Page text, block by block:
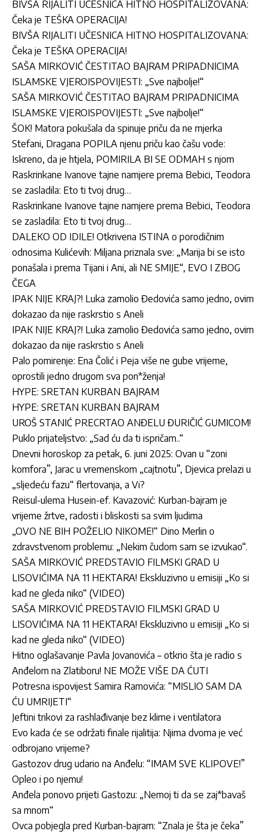
BIVŠA RIJALITI UČESNICA HITNO HOSPITALIZOVANA:
Čeka je TEŠKA OPERACIJA!
BIVŠA RIJALITI UČESNICA HITNO HOSPITALIZOVANA:
Čeka je TEŠKA OPERACIJA!
SAŠA MIRKOVIĆ ČESTITAO BAJRAM PRIPADNICIMA
ISLAMSKE VJEROISPOVIJESTI: „Sve najbolje!“
SAŠA MIRKOVIĆ ČESTITAO BAJRAM PRIPADNICIMA
ISLAMSKE VJEROISPOVIJESTI: „Sve najbolje!“
ŠOK! Matora pokušala da spinuje priču da ne mjerka
Stefani, Dragana POPILA njenu priču kao čašu vode:
Iskreno, da je htjela, POMIRILA BI SE ODMAH s njom
Raskrinkane Ivanove tajne namjere prema Bebici, Teodora
se zasladila: Eto ti tvoj drug…
Raskrinkane Ivanove tajne namjere prema Bebici, Teodora
se zasladila: Eto ti tvoj drug…
DALEKO OD IDILE! Otkrivena ISTINA o porodičnim
odnosima Kulićevih: Miljana priznala sve: „Marija bi se isto
ponašala i prema Tijani i Ani, ali NE SMIJE“, EVO I ZBOG
ČEGA
IPAK NIJE KRAJ?! Luka zamolio Đedovića samo jedno, ovim
dokazao da nije raskrstio s Aneli
IPAK NIJE KRAJ?! Luka zamolio Đedovića samo jedno, ovim
dokazao da nije raskrstio s Aneli
Palo pomirenje: Ena Čolić i Peja više ne gube vrijeme,
oprostili jedno drugom sva pon*ženja!
HYPE: SRETAN KURBAN BAJRAM
HYPE: SRETAN KURBAN BAJRAM
UROŠ STANIĆ PRECRTAO ANĐELU ĐURIČIĆ GUMICOM!
Puklo prijateljstvo: „Sad ću da ti ispričam..“
Dnevni horoskop za petak, 6. juni 2025: Ovan u “zoni
komfora”, Jarac u vremenskom „cajtnotu”, Djevica prelazi u
„sljedeću fazu“ flertovanja, a Vi?
Reisul-ulema Husein-ef. Kavazović: Kurban-bajram je
vrijeme žrtve, radosti i bliskosti sa svim ljudima
„OVO NE BIH POŽELIO NIKOME!“ Dino Merlin o
zdravstvenom problemu: „Nekim čudom sam se izvukao“.
SAŠA MIRKOVIĆ PREDSTAVIO FILMSKI GRAD U
LISOVIĆIMA NA 11 HEKTARA! Ekskluzivno u emisiji „Ko si
kad ne gleda niko“ (VIDEO)
SAŠA MIRKOVIĆ PREDSTAVIO FILMSKI GRAD U
LISOVIĆIMA NA 11 HEKTARA! Ekskluzivno u emisiji „Ko si
kad ne gleda niko“ (VIDEO)
Hitno oglašavanje Pavla Jovanovića – otkrio šta je radio s
Anđelom na Zlatiboru! NE MOŽE VIŠE DA ĆUTI
Potresna ispovijest Samira Ramovića: “MISLIO SAM DA
ĆU UMRIJETI“
Jeftini trikovi za rashlađivanje bez klime i ventilatora
Evo kada će se održati finale rijalitija: Njima dvoma je već
odbrojano vrijeme?
Gastozov drug udario na Anđelu: “IMAM SVE KLIPOVE!”
Opleo i po njemu!
Anđela ponovo prijeti Gastozu: „Nemoj ti da se zaj*bavaš
sa mnom“
Ovca pobjegla pred Kurban-bajram: “Znala je šta je čeka”